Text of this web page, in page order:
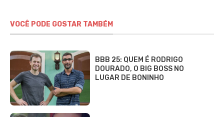
VOCÊ PODE GOSTAR TAMBÉM
BBB 25: QUEM É RODRIGO
DOURADO, O BIG BOSS NO
LUGAR DE BONINHO